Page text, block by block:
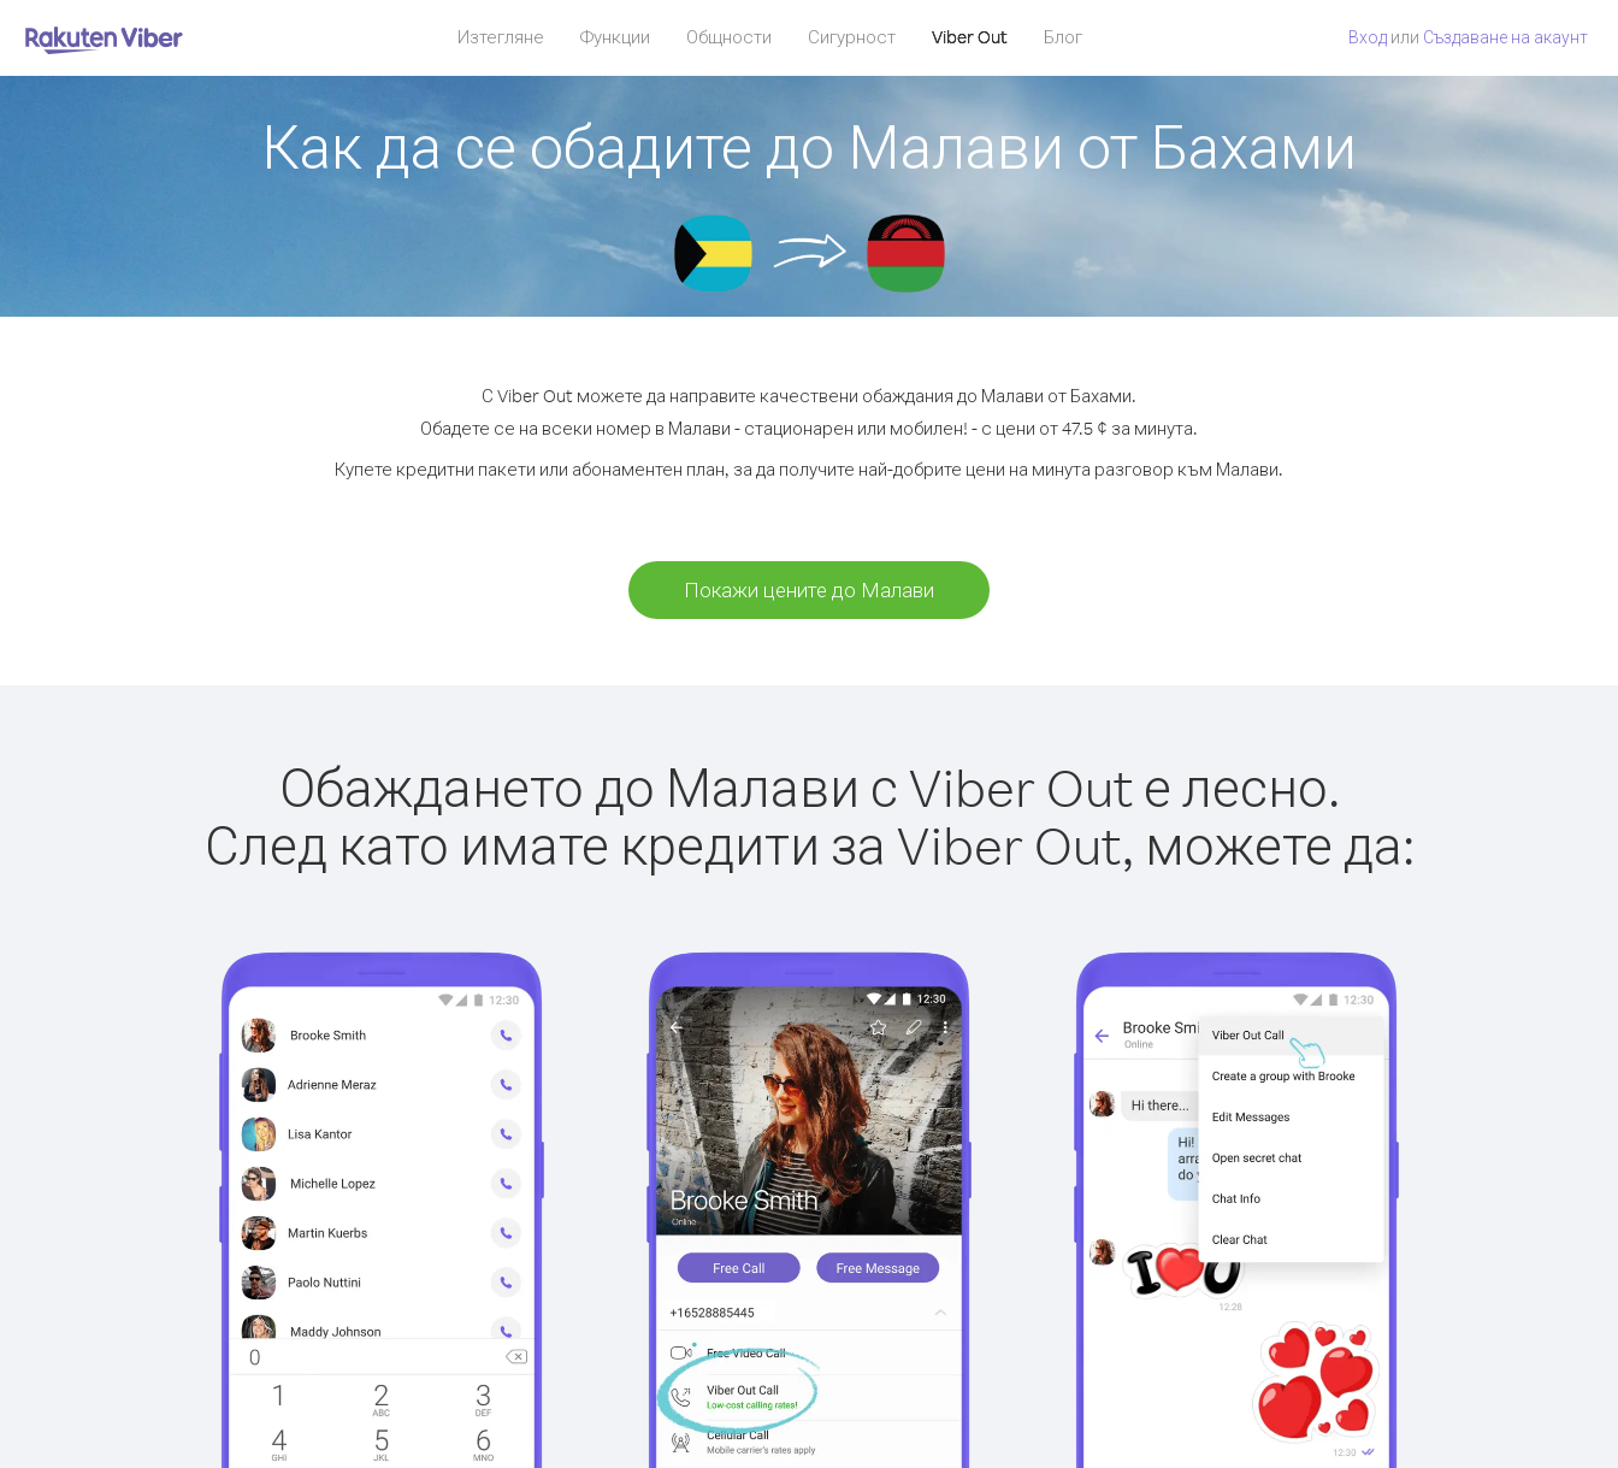
Изтегляне Функции Общности Сигурност Viber Out Блог Вход или Създаване на акаунт
Как да се обадите до Малави от Бахами
С Viber Out можете да направите качествени обаждания до Малави от Бахами.
Обадете се на всеки номер в Малави - стационарен или мобилен! - с цени от 47.5 ¢ за минута.
Купете кредитни пакети или абонаментен план, за да получите най-добрите цени на минута разговор към Малави.
Покажи цените до Малави
Обаждането до Малави с Viber Out е лесно.
След като имате кредити за Viber Out, можете да: